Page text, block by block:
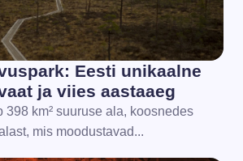
Eesti unikaalne
ja viies aastaaeg
398 km² suuruse ala, koosnedes
mis moodustavad...